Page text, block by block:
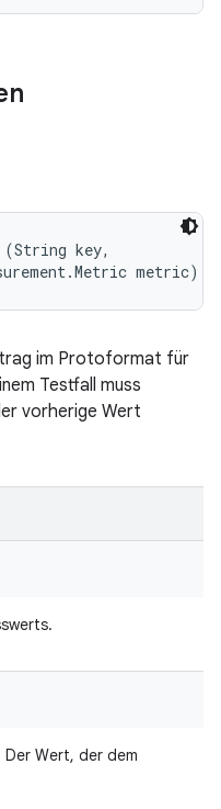
(String key,
metric)
im Protoformat für
Testfall muss
vorherige Wert
Der Wert, der dem